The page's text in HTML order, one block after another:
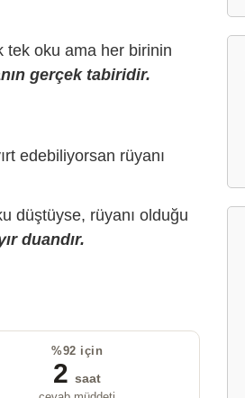
tek oku ama her birinin
gerçek tabiridir.
edebiliyorsan rüyanı
düştüyse, rüyanı olduğu
duandır.
%92 için
2 saat